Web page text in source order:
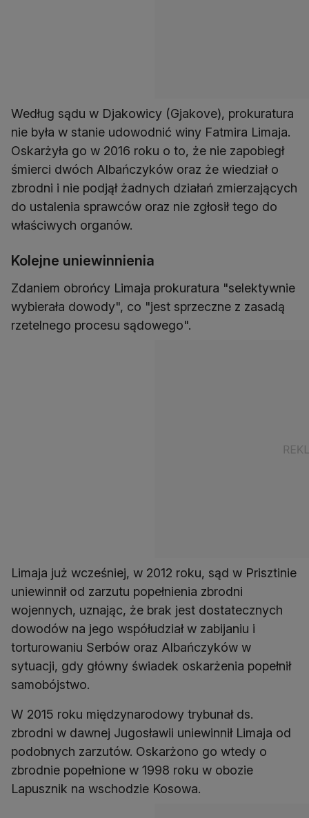
Według sądu w Djakowicy (Gjakove), prokuratura
nie była w stanie udowodnić winy Fatmira Limaja.
Oskarżyła go w 2016 roku o to, że nie zapobiegł
śmierci dwóch Albańczyków oraz że wiedział o
zbrodni i nie podjął żadnych działań zmierzających
do ustalenia sprawców oraz nie zgłosił tego do
właściwych organów.
Kolejne uniewinnienia
Zdaniem obrońcy Limaja prokuratura "selektywnie
wybierała dowody", co "jest sprzeczne z zasadą
rzetelnego procesu sądowego".
Limaja już wcześniej, w 2012 roku, sąd w Prisztinie
uniewinnił od zarzutu popełnienia zbrodni
wojennych, uznając, że brak jest dostatecznych
dowodów na jego współudział w zabijaniu i
torturowaniu Serbów oraz Albańczyków w
sytuacji, gdy główny świadek oskarżenia popełnił
samobójstwo.
W 2015 roku międzynarodowy trybunał ds.
zbrodni w dawnej Jugosławii uniewinnił Limaja od
podobnych zarzutów. Oskarżono go wtedy o
zbrodnie popełnione w 1998 roku w obozie
Lapusznik na wschodzie Kosowa.